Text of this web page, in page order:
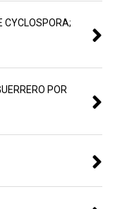
CYCLOSPORA;
POR